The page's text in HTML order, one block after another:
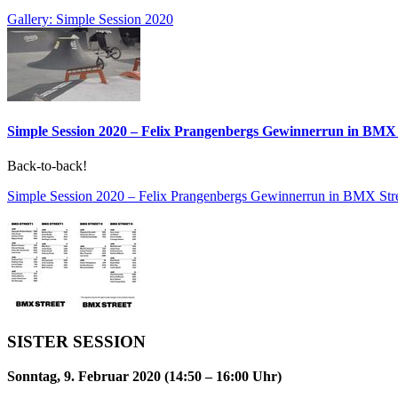
Gallery: Simple Session 2020
Simple Session 2020 – Felix Prangenbergs Gewinnerrun in
Back-to-back!
Simple Session 2020 – Felix Prangenbergs Gewinnerrun in BMX
SISTER SESSION
Sonntag, 9. Februar 2020 (14:50 – 16:00 Uhr)